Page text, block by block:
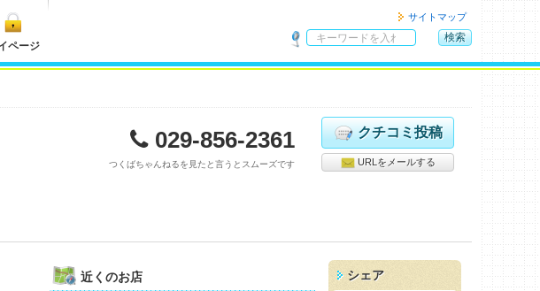
ページ
サイトマップ
内
索
検索
029-856-2361
つくばちゃんねるを見たと言うとスムーズです
クチコミ投稿
URLをメールする
近くのお店 シェア